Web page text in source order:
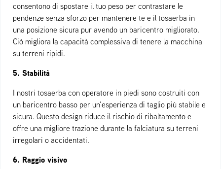
consentono di spostare il tuo peso per contrastare le
pendenze senza sforzo per mantenere te e il tosaerba in
una posizione sicura pur avendo un baricentro migliorato.
Ciò migliora la capacità complessiva di tenere la macchina
su terreni ripidi.
5. Stabilità
I nostri tosaerba con operatore in piedi sono costruiti con
un baricentro basso per un’esperienza di taglio più stabile e
sicura. Questo design riduce il rischio di ribaltamento e
offre una migliore trazione durante la falciatura su terreni
irregolari o accidentati.
6. Raggio visivo